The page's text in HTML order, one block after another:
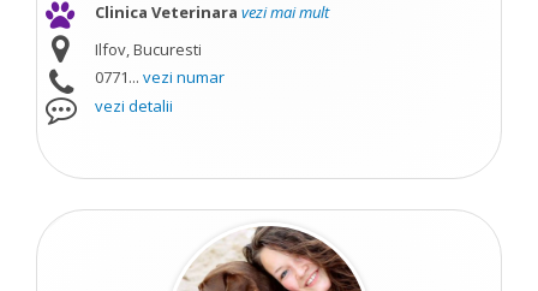
Clinica Veterinara vezi mai mult
Ilfov, Bucuresti
0771... vezi numar
vezi detalii